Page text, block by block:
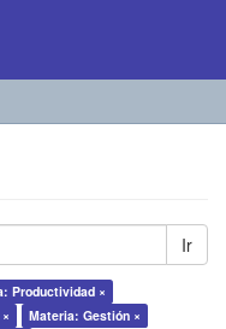
Ir
Productividad ×
Materia: Gestión ×